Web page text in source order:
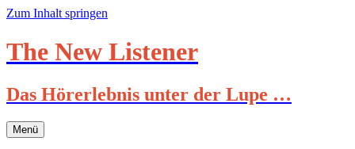
Zum Inhalt springen
The New Listener
Das Hörerlebnis unter der Lupe …
Menü